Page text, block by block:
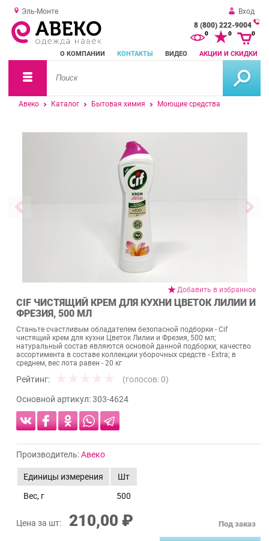
Эль-Монте
Вход
8 (800) 222-9004
О КОМПАНИИ КОНТАКТЫ ВИДЕО АКЦИИ И СКИДКИ
0 0 0
Авеко Каталог Бытовая химия Моющие средства
Добавить в избранное
CIF ЧИСТЯЩИЙ КРЕМ ДЛЯ КУХНИ ЦВЕТОК ЛИЛИИ И
ФРЕЗИЯ, 500 МЛ
Станьте счастливым обладателем безопасной подборки - Cif
чистящий крем для кухни Цветок Лилии и Фрезия, 500 мл;
натуральный состав являются основой данной подборки; качество
ассортимента в составе коллекции уборочных средств - Extra; в
среднем, вес лота равен - 20 кг
Рейтинг: (голосов: 0)
Основной артикул:303-4624
Производитель:Авеко
Единицы измерения
Шт
Вес, г
500
Цена за шт: 210,00 ₽ Под заказ